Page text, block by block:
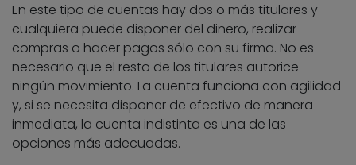
En este tipo de cuentas hay dos o más titulares y
cualquiera puede disponer del dinero, realizar
compras o hacer pagos sólo con su firma. No es
necesario que el resto de los titulares autorice
ningún movimiento. La cuenta funciona con agilidad
y, si se necesita disponer de efectivo de manera
inmediata, la cuenta indistinta es una de las
opciones más adecuadas.